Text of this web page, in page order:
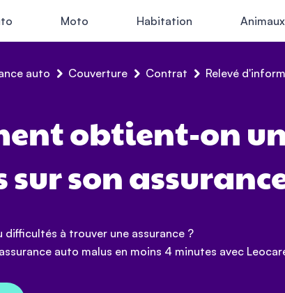
Moto Habitation Animaux
auto Couverture Contrat Relevé
obtient-on
sur son
difficultés à trouver une assurance ?
auto malus en moins 4 minutes avec